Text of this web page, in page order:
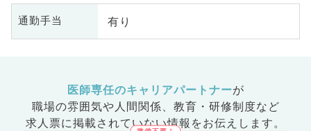
通勤手当 有り
医師専任のキャリアパートナーが
職場の雰囲気や人間関係、 教育・研修制度など
求人票に掲載されていない情報をお伝えします。